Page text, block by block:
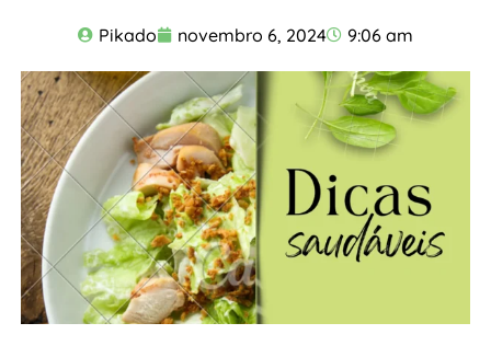
Pikado novembro 6, 2024 9:06 am